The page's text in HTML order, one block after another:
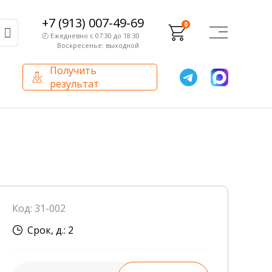
+7 (913) 007-49-69
🕗 Ежедневно с 07:30 до 18:30
Воскресенье: выходной
0
Получить
результат
Внутренний аудит
Сотрудники лаборатории
Код: 31-002
Срок, д.: 2